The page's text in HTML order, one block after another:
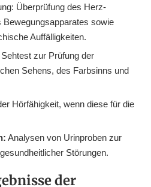
Überprüfung des Herz-
sowie
Auffälligkeiten.
Sehtest zur Prüfung der
Sehens, des Farbsinns und
Hörfähigkeit, wenn diese für die
Analysen von Urinproben zur
Störungen.
der